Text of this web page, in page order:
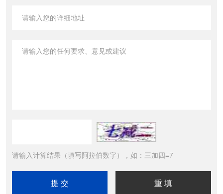
请输入计算结果（填写阿拉伯数字），如：三加四=7